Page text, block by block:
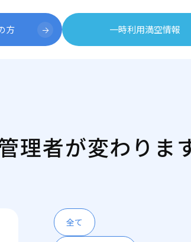
方 一時利用満空情報
理者が変わりま
全て